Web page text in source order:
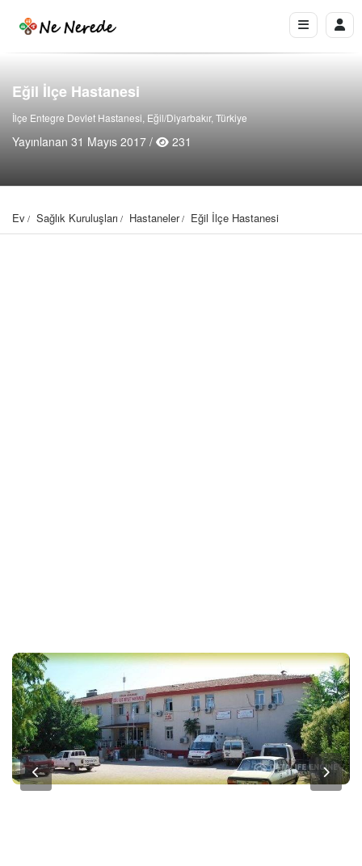
Eğil İlçe Hastanesi
İlçe Entegre Devlet Hastanesi, Eğil/Diyarbakır, Türkiye
Yayınlanan 31 Mayıs 2017 / 231
Ev Sağlık Kuruluşları Hastaneler Eğil İlçe Hastanesi